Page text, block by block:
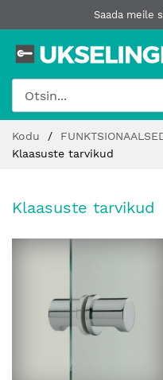
Saada meile
sisu
juurde
Kodu
Klaasuste tarvikud
Klaasuste tarvikud